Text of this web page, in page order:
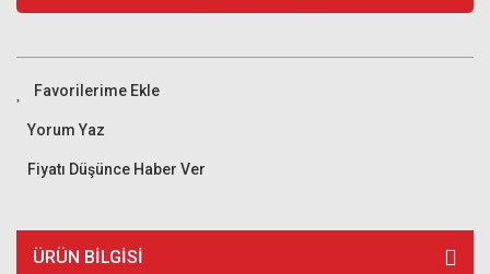
Yorum Yaz
Fiyatı Düşünce Haber Ver
ÜRÜN BILGISI